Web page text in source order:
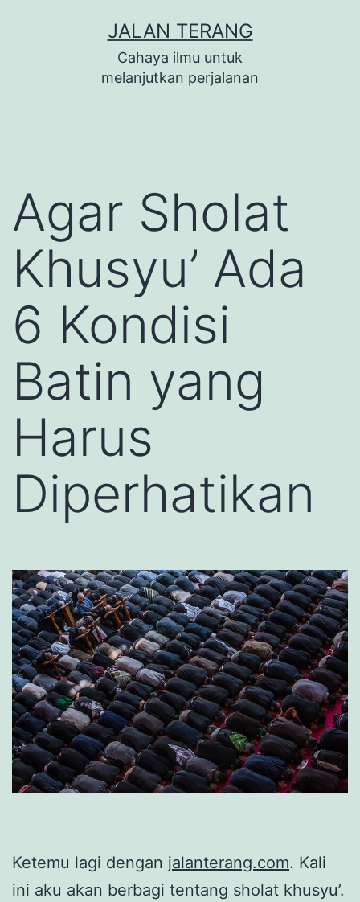
JALAN TERANG
Cahaya ilmu untuk
melanjutkan perjalanan
Agar Sholat
Khusyu’ Ada
6 Kondisi
Batin yang
Harus
Diperhatikan
Ketemu lagi dengan jalanterang.com. Kali
ini aku akan berbagi tentang sholat khusyu’.